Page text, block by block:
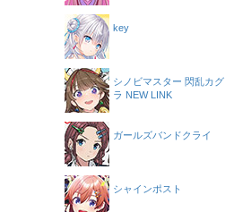
key
シノビマスター 閃乱カグ
ラ NEW LINK
ガールズバンドクライ
シャインポスト